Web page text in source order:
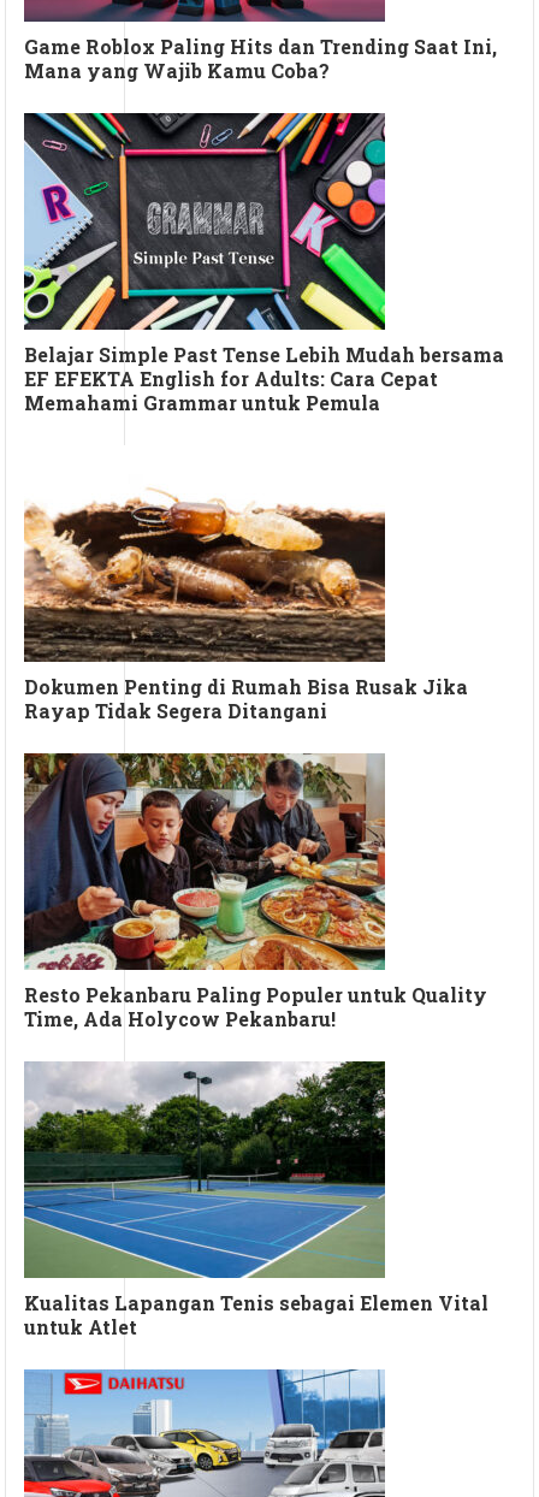
Game Roblox Paling Hits dan Trending Saat Ini,
Mana yang Wajib Kamu Coba?
Belajar Simple Past Tense Lebih Mudah bersama
EF EFEKTA English for Adults: Cara Cepat
Memahami Grammar untuk Pemula
Dokumen Penting di Rumah Bisa Rusak Jika
Rayap Tidak Segera Ditangani
Resto Pekanbaru Paling Populer untuk Quality
Time, Ada Holycow Pekanbaru!
Kualitas Lapangan Tenis sebagai Elemen Vital
untuk Atlet